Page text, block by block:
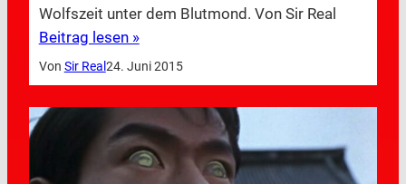
Wolfszeit unter dem Blutmond. Von Sir Real
Beitrag lesen »
Von Sir Real 24. Juni 2015